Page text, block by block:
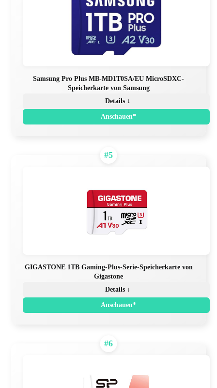
Samsung Pro Plus MB-MD1T0SA/EU MicroSDXC-
Speicherkarte von Samsung
Details ↓
Anschauen*
#5
GIGASTONE 1TB Gaming-Plus-Serie-Speicherkarte von
Gigastone
Details ↓
Anschauen*
#6